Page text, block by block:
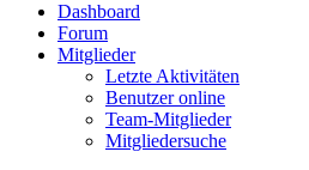
Dashboard
Forum
Mitglieder
Letzte Aktivitäten
Benutzer online
Team-Mitglieder
Mitgliedersuche